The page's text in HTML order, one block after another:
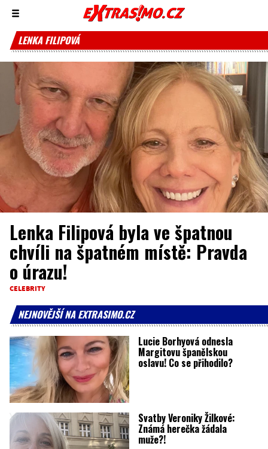
Zobrazit/skrýt
LENKA FILIPOVÁ
Lenka Filipová byla ve špatnou
chvíli na špatném místě: Pravda
o úrazu!
CELEBRITY
NEJNOVĚJŠÍ NA EXTRASIMO.CZ
Lucie Borhyová odnesla
Margitovu španělskou
oslavu! Co se přihodilo?
Svatby Veroniky Žilkové:
Známá herečka žádala
muže?!